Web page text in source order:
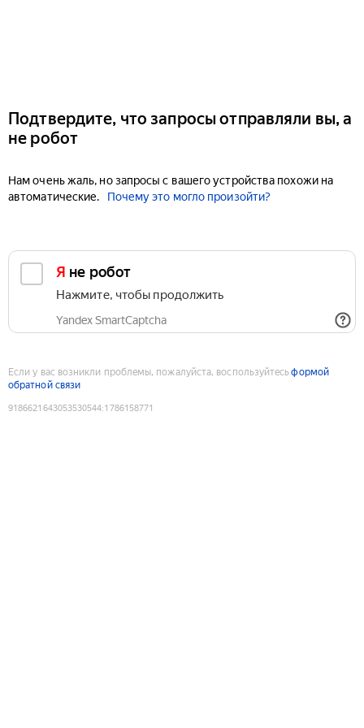
Подтвердите, что запросы отправляли вы, а
не робот
Нам очень жаль, но запросы с вашего устройства похожи на
автоматические.
Почему это могло произойти?
Я не робот
Нажмите, чтобы продолжить
Yandex SmartCaptcha
Если у вас возникли проблемы, пожалуйста, воспользуйтесьформой
обратной связи
9186621643053530544:1786158771